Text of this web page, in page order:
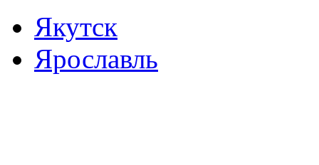
Якутск
Ярославль